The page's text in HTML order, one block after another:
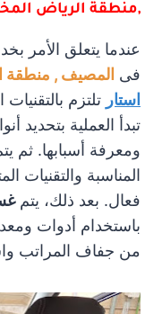
,منطقة الرياض
عندما يتعلق الأمر
فى المصيف , منطقة
استار تلتزم
تبدأ العملية بتحديد
ومعرفة أسبابها. ثم
المناسبة والتقنيات
فعال. بعد ذلك، يتم
باستخدام أدوات
من جفاف المراتب